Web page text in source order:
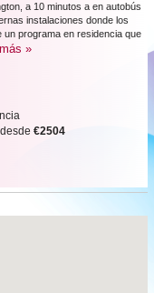
a 10 minutos a en autobús
instalaciones donde los
programa en residencia que
»
€2504